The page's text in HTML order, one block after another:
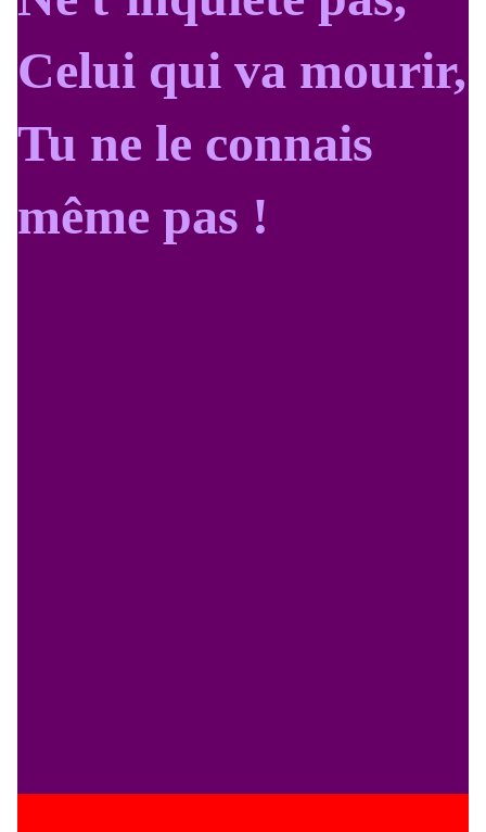
Celui qui va mourir,
Tu ne le connais
même pas !